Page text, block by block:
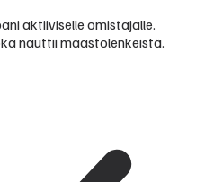
aktiiviselle omistajalle.
nauttii maastolenkeistä.